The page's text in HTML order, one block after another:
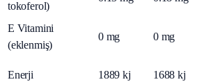
tokoferol)
E Vitamini
(eklenmiş)
0 mg 0 mg
Enerji 1889 kj 1688 kj